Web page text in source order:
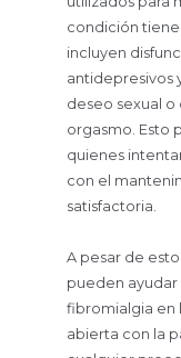
condición
incluyen
antidepresivos
deseo sexual o
orgasmo. Esto
quienes
con el
satisfactoria.
A pesar de
pueden
fibromialgia en
abierta con la